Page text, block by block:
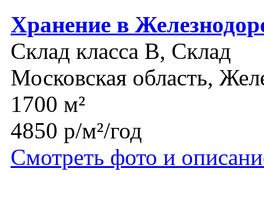
Хранение в
Склад класса B, Склад
Московская область,
1700 м²
4850 р/м²/год
Смотреть фото и